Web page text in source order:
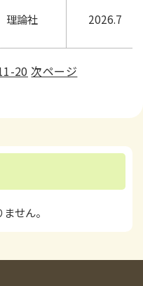
理論社 2026.7
20 次ページ
せん。